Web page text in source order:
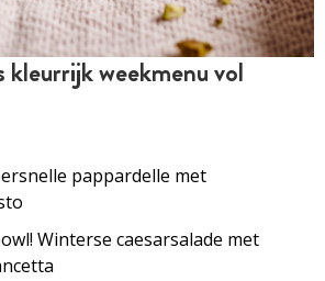
kleurrijk weekmenu vol
pappardelle met
Winterse caesarsalade met